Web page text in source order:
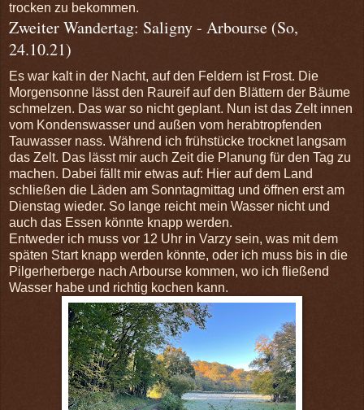
trocken zu bekommen.
Zweiter Wandertag: Saligny - Arbourse (So,
24.10.21)
Es war kalt in der Nacht, auf den Feldern ist Frost. Die
Morgensonne lässt den Raureif auf den Blättern der Bäume
schmelzen. Das war so nicht geplant. Nun ist das Zelt innen
vom Kondenswasser und außen vom herabtropfenden
Tauwasser nass. Während ich frühstücke trocknet langsam
das Zelt. Das lässt mir auch Zeit die Planung für den Tag zu
machen. Dabei fällt mir etwas auf: Hier auf dem Land
schließen die Läden am Sonntagmittag und öffnen erst am
Dienstag wieder. So lange reicht mein Wasser nicht und
auch das Essen könnte knapp werden.
Entweder ich muss vor 12 Uhr in Varzy sein, was mit dem
späten Start knapp werden könnte, oder ich muss bis in die
Pilgerherberge nach Arbourse kommen, wo ich fließend
Wasser habe und richtig kochen kann.